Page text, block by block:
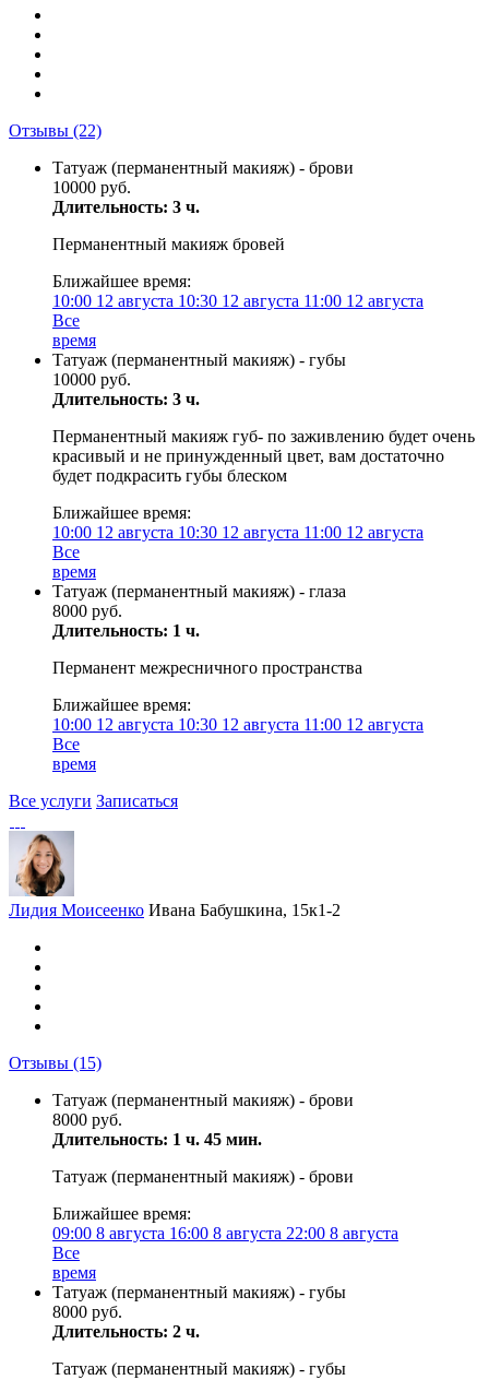
Отзывы (22)
Татуаж (перманентный макияж) - брови
10000 руб.
Длительность: 3 ч.
Перманентный макияж бровей
Ближайшее время:
10:00 12 августа 10:30 12 августа 11:00 12 августа
Все
время
Татуаж (перманентный макияж) - губы
10000 руб.
Длительность: 3 ч.
Перманентный макияж губ- по заживлению будет очень
красивый и не принужденный цвет, вам достаточно
будет подкрасить губы блеском
Ближайшее время:
10:00 12 августа 10:30 12 августа 11:00 12 августа
Все
время
Татуаж (перманентный макияж) - глаза
8000 руб.
Длительность: 1 ч.
Перманент межресничного пространства
Ближайшее время:
10:00 12 августа 10:30 12 августа 11:00 12 августа
Все
время
Все услуги Записаться
Лидия Моисеенко Ивана Бабушкина, 15к1-2
Отзывы (15)
Татуаж (перманентный макияж) - брови
8000 руб.
Длительность: 1 ч. 45 мин.
Татуаж (перманентный макияж) - брови
Ближайшее время:
09:00 8 августа 16:00 8 августа 22:00 8 августа
Все
время
Татуаж (перманентный макияж) - губы
8000 руб.
Длительность: 2 ч.
Татуаж (перманентный макияж) - губы